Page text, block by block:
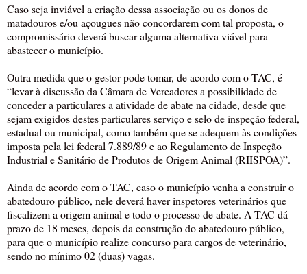
Caso seja inviável a criação dessa associação ou os donos de
matadouros e/ou açougues não concordarem com tal proposta, o
compromissário deverá buscar alguma alternativa viável para
abastecer o município.
Outra medida que o gestor pode tomar, de acordo com o TAC, é
“levar à discussão da Câmara de Vereadores a possibilidade de
conceder a particulares a atividade de abate na cidade, desde que
sejam exigidos destes particulares serviço e selo de inspeção federal,
estadual ou municipal, como também que se adequem às condições
imposta pela lei federal 7.889/89 e ao Regulamento de Inspeção
Industrial e Sanitário de Produtos de Origem Animal (RIISPOA)”.
Ainda de acordo com o TAC, caso o município venha a construir o
abatedouro público, nele deverá haver inspetores veterinários que
fiscalizem a origem animal e todo o processo de abate. A TAC dá
prazo de 18 meses, depois da construção do abatedouro público,
para que o município realize concurso para cargos de veterinário,
sendo no mínimo 02 (duas) vagas.